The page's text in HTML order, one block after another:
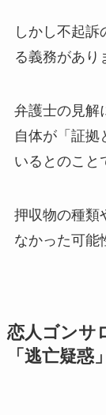
しかし不起
る義務があり
弁護士の見解
自体が「証拠
いるとのこと
押収物の種類
なかった可能
恋人ゴンサ
「逃亡疑惑